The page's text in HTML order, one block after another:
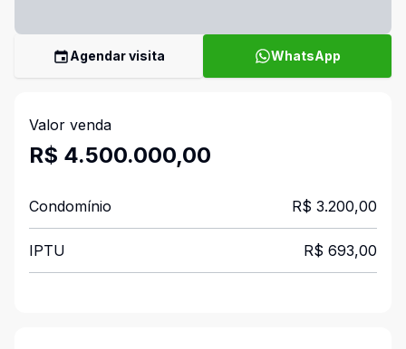
Agendar visita WhatsApp
Valor venda
R$ 4.500.000,00
Condomínio R$ 3.200,00
IPTU R$ 693,00